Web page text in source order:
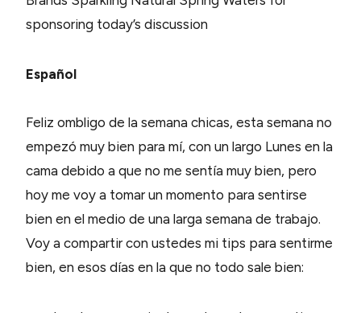
sponsoring today’s discussion
Español
Feliz ombligo de la semana chicas, esta semana no
empezó muy bien para mí, con un largo Lunes en la
cama debido a que no me sentía muy bien, pero
hoy me voy a tomar un momento para sentirse
bien en el medio de una larga semana de trabajo.
Voy a compartir con ustedes mi tips para sentirme
bien, en esos días en la que no todo sale bien: